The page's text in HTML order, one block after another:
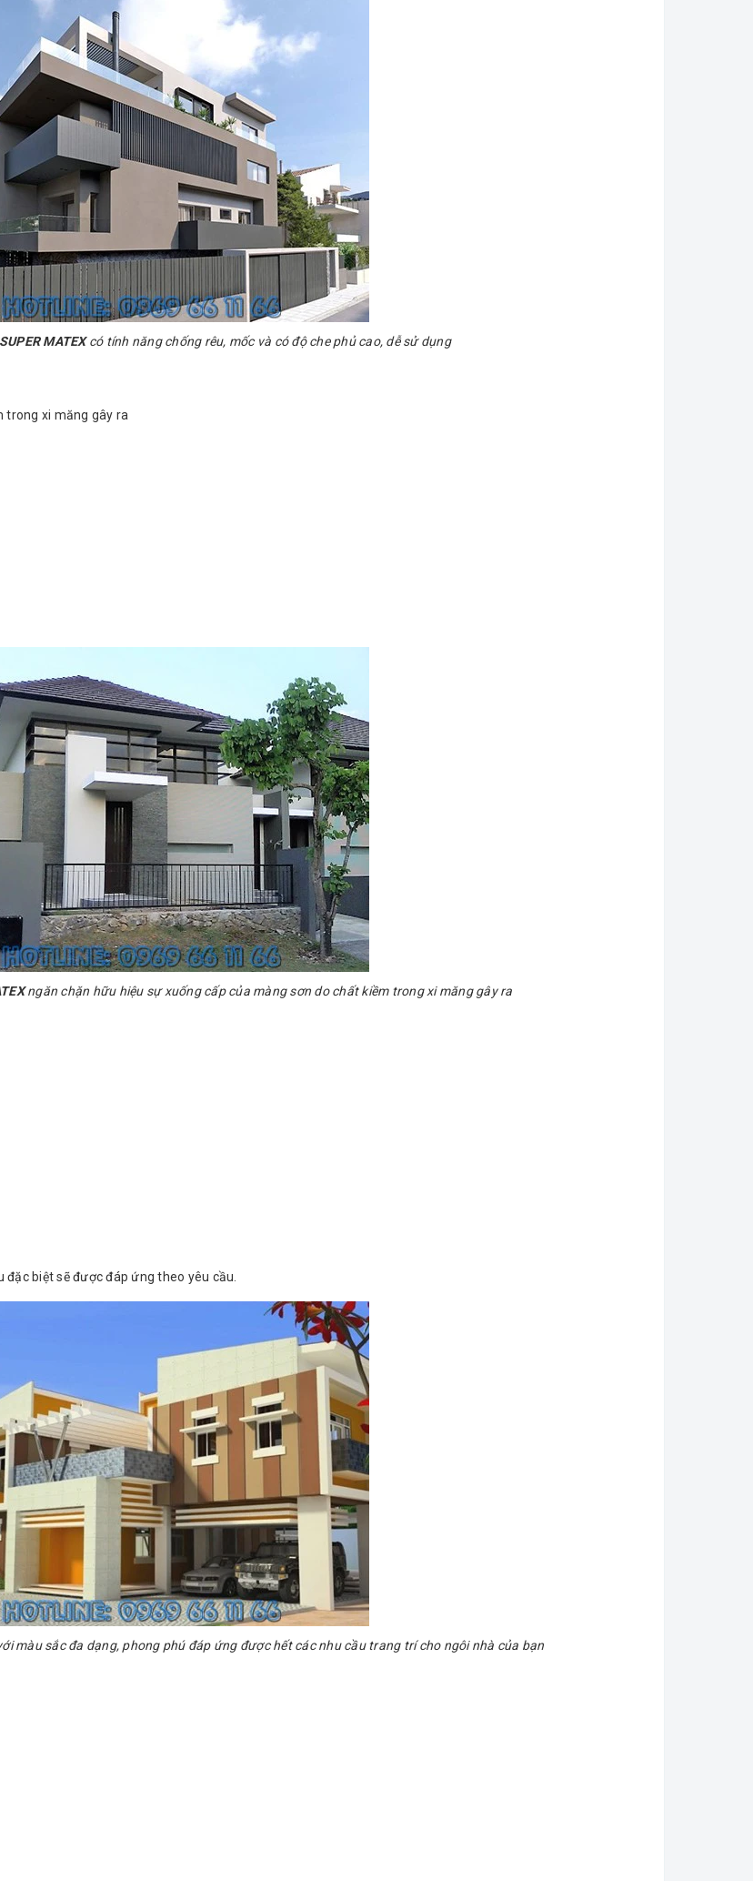
MATEXcó tính năng chống rêu, mốc và có độ che phủ cao, dễ sử dụng
trong xi măng gây ra
ngăn chặn hữu hiệu sự xuống cấp của màng sơn do chất kiềm trong xi măng gây ra
biệt sẽ được đáp ứng theo yêu cầu.
màu sắc đa dạng, phong phú đáp ứng được hết các nhu cầu trang trí cho ngôi nhà của bạn